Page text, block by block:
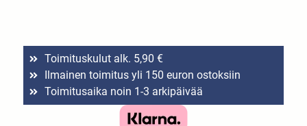
Toimituskulut alk. 5,90 €
Ilmainen toimitus yli 150 euron ostoksiin
Toimitusaika noin 1-3 arkipäivää